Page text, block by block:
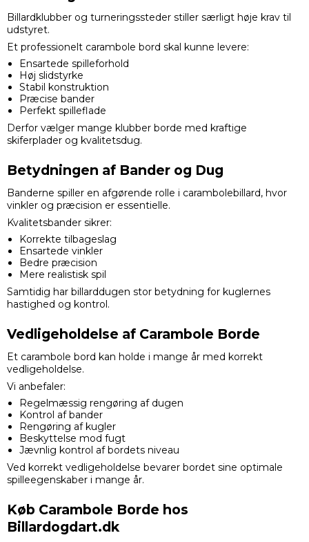
Billardklubber og turneringssteder stiller særligt høje krav til
udstyret.
Et professionelt carambole bord skal kunne levere:
Ensartede spilleforhold
Høj slidstyrke
Stabil konstruktion
Præcise bander
Perfekt spilleflade
Derfor vælger mange klubber borde med kraftige
skiferplader og kvalitetsdug.
Betydningen af Bander og Dug
Banderne spiller en afgørende rolle i carambolebillard, hvor
vinkler og præcision er essentielle.
Kvalitetsbander sikrer:
Korrekte tilbageslag
Ensartede vinkler
Bedre præcision
Mere realistisk spil
Samtidig har billarddugen stor betydning for kuglernes
hastighed og kontrol.
Vedligeholdelse af Carambole Borde
Et carambole bord kan holde i mange år med korrekt
vedligeholdelse.
Vi anbefaler:
Regelmæssig rengøring af dugen
Kontrol af bander
Rengøring af kugler
Beskyttelse mod fugt
Jævnlig kontrol af bordets niveau
Ved korrekt vedligeholdelse bevarer bordet sine optimale
spilleegenskaber i mange år.
Køb Carambole Borde hos
Billardogdart.dk